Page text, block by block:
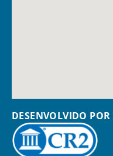
DESENVOLVIDO POR